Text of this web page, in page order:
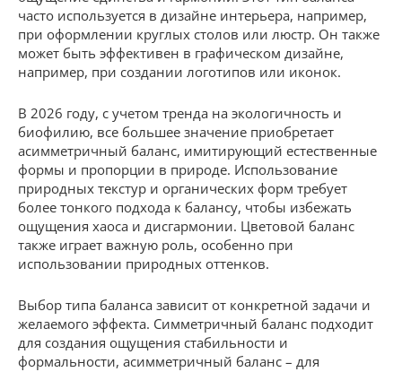
часто используется в дизайне интерьера, например,
при оформлении круглых столов или люстр. Он также
может быть эффективен в графическом дизайне,
например, при создании логотипов или иконок.
В 2026 году, с учетом тренда на экологичность и
биофилию, все большее значение приобретает
асимметричный баланс, имитирующий естественные
формы и пропорции в природе. Использование
природных текстур и органических форм требует
более тонкого подхода к балансу, чтобы избежать
ощущения хаоса и дисгармонии. Цветовой баланс
также играет важную роль, особенно при
использовании природных оттенков.
Выбор типа баланса зависит от конкретной задачи и
желаемого эффекта. Симметричный баланс подходит
для создания ощущения стабильности и
формальности, асимметричный баланс – для